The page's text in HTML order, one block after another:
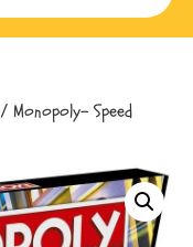
/ Monopoly- Speed